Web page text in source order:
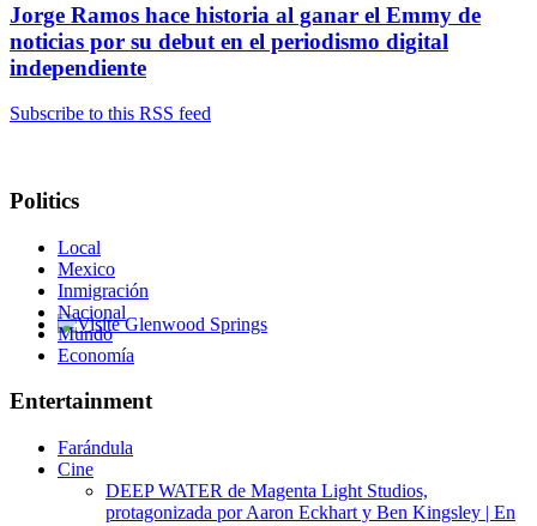
Glenwood Springs - Bello y Encantador
Jorge Ramos hace historia al ganar el Emmy de
noticias por su debut en el periodismo digital
independiente
Subscribe to this RSS feed
Politics
Local
Mexico
Inmigración
Nacional
Mundo
Economía
Entertainment
Farándula
Cine
DEEP WATER de Magenta Light Studios,
protagonizada por Aaron Eckhart y Ben Kingsley | En